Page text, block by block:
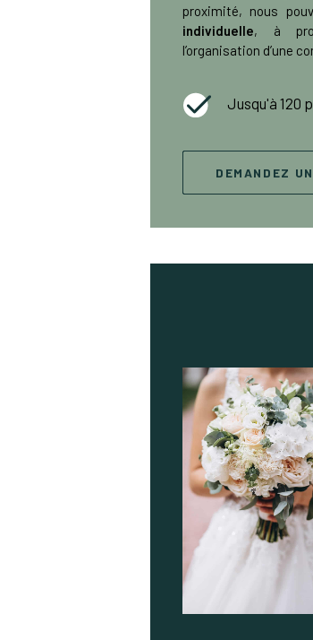
proximité, nous
individuelle, à
l’organisation d’une
Jusqu'à 120
DEMANDEZ